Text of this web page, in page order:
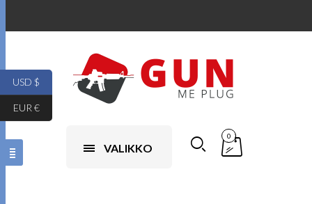
VALIKKO
0
USD $
EUR €